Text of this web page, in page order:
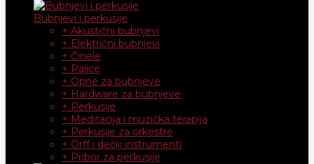
Bubnjevi i perkusije
+ Akustični bubnjevi
+ Električni bubnjevi
+ Činele
+ Palice
+ Opne za bubnjeve
+ Hardware za bubnjeve
+ Perkusije
+ Meditacija i muzička terapija
+ Perkusije za orkestre
+ Orff i dečiji instrumenti
+ Pribor za perkusije